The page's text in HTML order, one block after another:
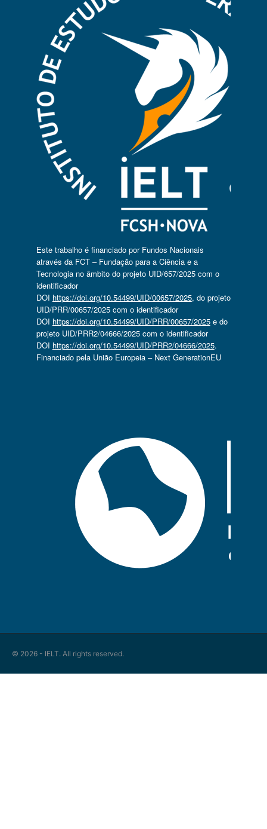
Este trabalho é financiado por Fundos Nacionais
através da FCT – Fundação para a Ciência e a
Tecnologia no âmbito do projeto UID/657/2025 com o
identificador
DOI https://doi.org/10.54499/UID/00657/2025, do projeto
UID/PRR/00657/2025 com o identificador
DOI https://doi.org/10.54499/UID/PRR/00657/2025e do
projeto UID/PRR2/04666/2025 com o identificador
DOI https://doi.org/10.54499/UID/PRR2/04666/2025.
Financiado pela União Europeia – Next GenerationEU
© 2026 - IELT. All rights reserved.